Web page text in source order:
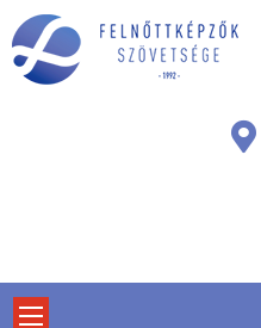
Skip
to
content